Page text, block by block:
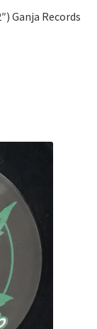
Ganja Records